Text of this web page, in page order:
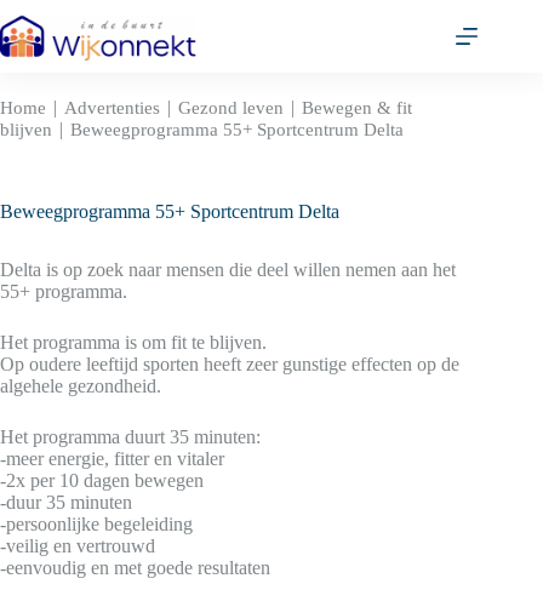
naar
de
Home | Advertenties | Gezond leven | Bewegen & fit
blijven | Beweegprogramma 55+ Sportcentrum Delta
Beweegprogramma 55+ Sportcentrum Delta
Delta is op zoek naar mensen die deel willen nemen aan het
55+ programma.
Het programma is om fit te blijven.
Op oudere leeftijd sporten heeft zeer gunstige effecten op de
algehele gezondheid.
Het programma duurt 35 minuten:
-meer energie, fitter en vitaler
-2x per 10 dagen bewegen
-duur 35 minuten
-persoonlijke begeleiding
-veilig en vertrouwd
-eenvoudig en met goede resultaten